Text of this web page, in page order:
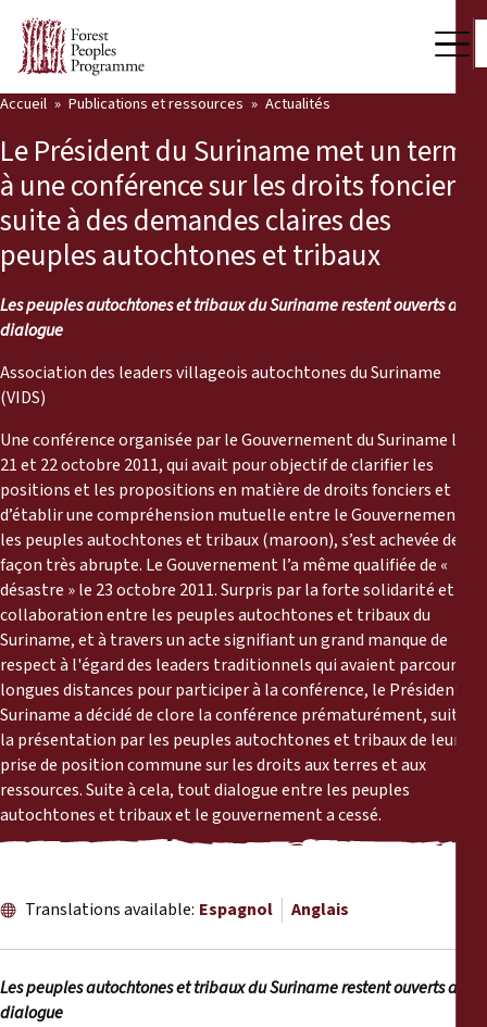
Qui nous sommes
Nous soutenir
Notre travail
Voix des communautés
Partenaires et Pays
Dernières actualités
Publications et ressources
Back
Publications et ressources
Actualités
Rapports
Communiqués de presse
Matériel de formation
Documents d'information
Procédures juridiques
Déclarations
Accueil Publications et ressources Actualités
Le Président du Suriname met un terme
à une conférence sur les droits fonciers
suite à des demandes claires des
peuples autochtones et tribaux
Les peuples autochtones et tribaux du Suriname restent ouverts au
dialogue
Association des leaders villageois autochtones du Suriname
(VIDS)
Une conférence organisée par le Gouvernement du Suriname les
21 et 22 octobre 2011, qui avait pour objectif de clarifier les
positions et les propositions en matière de droits fonciers et
d’établir une compréhension mutuelle entre le Gouvernement et
les peuples autochtones et tribaux (maroon), s’est achevée de
façon très abrupte. Le Gouvernement l’a même qualifiée de «
désastre » le 23 octobre 2011. Surpris par la forte solidarité et la
collaboration entre les peuples autochtones et tribaux du
Suriname, et à travers un acte signifiant un grand manque de
respect à l'égard des leaders traditionnels qui avaient parcouru de
longues distances pour participer à la conférence, le Président du
Suriname a décidé de clore la conférence prématurément, suite à
la présentation par les peuples autochtones et tribaux de leur
prise de position commune sur les droits aux terres et aux
ressources. Suite à cela, tout dialogue entre les peuples
autochtones et tribaux et le gouvernement a cessé.
Translations available: Espagnol Anglais
Les peuples autochtones et tribaux du Suriname restent ouverts au
dialogue